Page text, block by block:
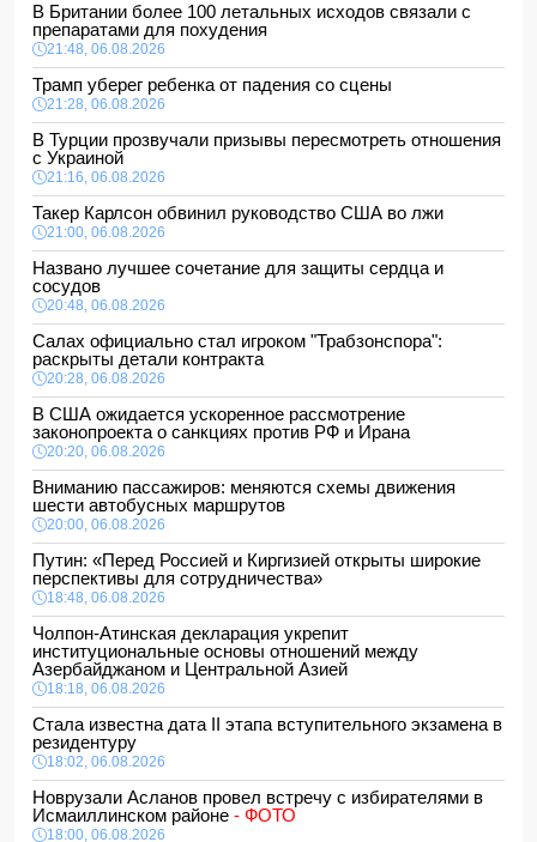
В Британии более 100 летальных исходов связали с
препаратами для похудения
21:48, 06.08.2026
Трамп уберег ребенка от падения со сцены
21:28, 06.08.2026
В Турции прозвучали призывы пересмотреть отношения
с Украиной
21:16, 06.08.2026
Такер Карлсон обвинил руководство США во лжи
21:00, 06.08.2026
Названо лучшее сочетание для защиты сердца и
сосудов
20:48, 06.08.2026
Салах официально стал игроком "Трабзонспора":
раскрыты детали контракта
20:28, 06.08.2026
В США ожидается ускоренное рассмотрение
законопроекта о санкциях против РФ и Ирана
20:20, 06.08.2026
Вниманию пассажиров: меняются схемы движения
шести автобусных маршрутов
20:00, 06.08.2026
Путин: «Перед Россией и Киргизией открыты широкие
перспективы для сотрудничества»
18:48, 06.08.2026
Чолпон-Атинская декларация укрепит
институциональные основы отношений между
Азербайджаном и Центральной Азией
18:18, 06.08.2026
Стала известна дата II этапа вступительного экзамена в
резидентуру
18:02, 06.08.2026
Новрузали Асланов провел встречу с избирателями в
Исмаиллинском районе - ФОТО
18:00, 06.08.2026